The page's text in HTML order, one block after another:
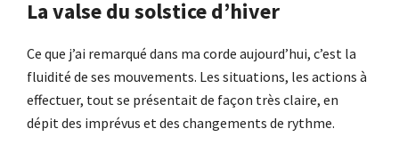
La valse du solstice d’hiver
Ce que j’ai remarqué dans ma corde aujourd’hui, c’est la
fluidité de ses mouvements. Les situations, les actions à
effectuer, tout se présentait de façon très claire, en
dépit des imprévus et des changements de rythme.